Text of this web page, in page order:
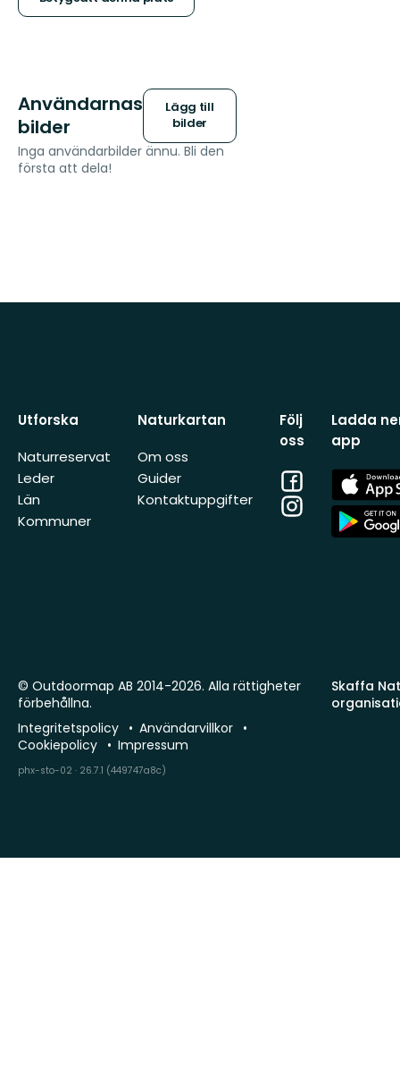
Användarnas
bilder
Lägg till
bilder
Inga användarbilder ännu. Bli den
första att dela!
Utforska
Naturreservat
Leder
Län
Kommuner
Naturkartan
Om oss
Guider
Kontaktuppgifter
Följ
oss
Facebook
Instagram
Ladda
app
App
Store
App
Store
Skaffa
© Outdoormap AB 2014-2026. Alla rättigheter
förbehållna.
Integritetspolicy
Användarvillkor
Cookiepolicy
Impressum
phx-sto-02 · 26.7.1 (449747a8c)